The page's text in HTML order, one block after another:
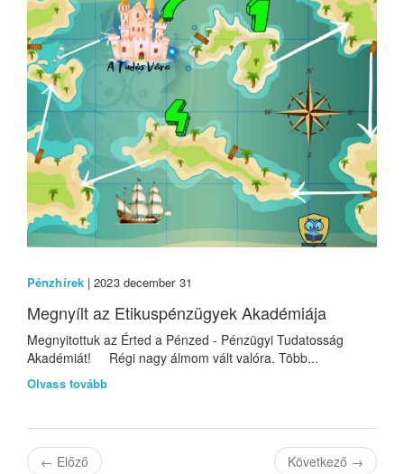
Pénzhírek| 2023 december 31
Megnyílt az Etikuspénzügyek Akadémiája
Megnyitottuk az Érted a Pénzed - Pénzügyi Tudatosság
Akadémiát! Régi nagy álmom vált valóra. Több...
Olvass tovább
← Előző Következő →